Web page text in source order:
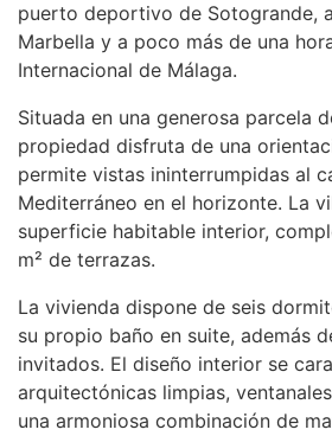
puerto deportivo de Sotogrande,
Marbella y a poco más de una
Internacional de Málaga.
Situada en una generosa parcela
propiedad disfruta de una
permite vistas ininterrumpidas al
Mediterráneo en el horizonte. La
superficie habitable interior,
m² de terrazas.
La vivienda dispone de seis
su propio baño en suite, además
invitados. El diseño interior se
arquitectónicas limpias,
una armoniosa combinación de